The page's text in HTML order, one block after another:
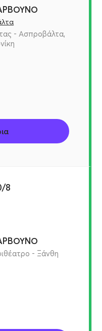
- Ασπροβάλτα,
8
- Ξάνθη